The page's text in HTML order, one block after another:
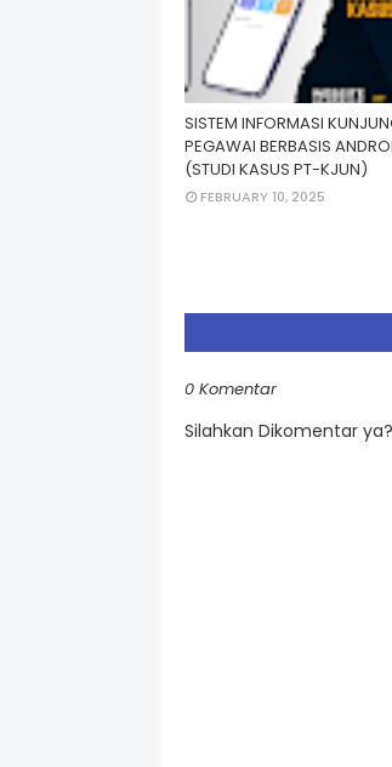
SISTEM INFORMASI
PEGAWAI BERBASIS
(STUDI KASUS PT-KJUN)
FEBRUARY 10, 2025
0 Komentar
Silahkan Dikomentar ya?